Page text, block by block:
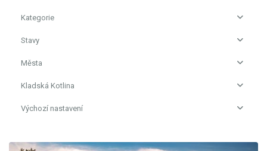
Kategorie
Stavy
Města
Kladská Kotlina
Výchozí nastavení